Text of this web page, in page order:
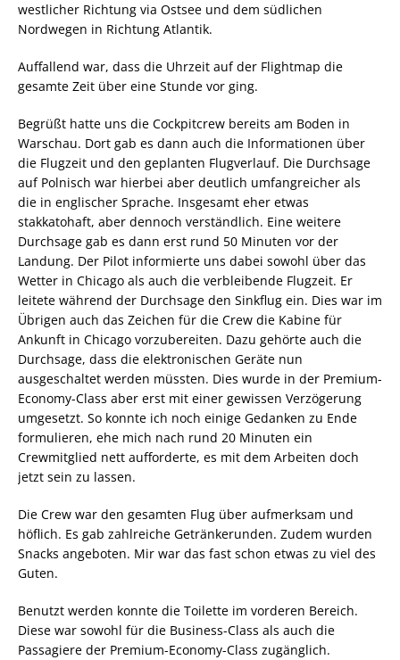
westlicher Richtung via Ostsee und dem südlichen
Nordwegen in Richtung Atlantik.
Auffallend war, dass die Uhrzeit auf der Flightmap die
gesamte Zeit über eine Stunde vor ging.
Begrüßt hatte uns die Cockpitcrew bereits am Boden in
Warschau. Dort gab es dann auch die Informationen über
die Flugzeit und den geplanten Flugverlauf. Die Durchsage
auf Polnisch war hierbei aber deutlich umfangreicher als
die in englischer Sprache. Insgesamt eher etwas
stakkatohaft, aber dennoch verständlich. Eine weitere
Durchsage gab es dann erst rund 50 Minuten vor der
Landung. Der Pilot informierte uns dabei sowohl über das
Wetter in Chicago als auch die verbleibende Flugzeit. Er
leitete während der Durchsage den Sinkflug ein. Dies war im
Übrigen auch das Zeichen für die Crew die Kabine für
Ankunft in Chicago vorzubereiten. Dazu gehörte auch die
Durchsage, dass die elektronischen Geräte nun
ausgeschaltet werden müssten. Dies wurde in der Premium-
Economy-Class aber erst mit einer gewissen Verzögerung
umgesetzt. So konnte ich noch einige Gedanken zu Ende
formulieren, ehe mich nach rund 20 Minuten ein
Crewmitglied nett aufforderte, es mit dem Arbeiten doch
jetzt sein zu lassen.
Die Crew war den gesamten Flug über aufmerksam und
höflich. Es gab zahlreiche Getränkerunden. Zudem wurden
Snacks angeboten. Mir war das fast schon etwas zu viel des
Guten.
Benutzt werden konnte die Toilette im vorderen Bereich.
Diese war sowohl für die Business-Class als auch die
Passagiere der Premium-Economy-Class zugänglich.